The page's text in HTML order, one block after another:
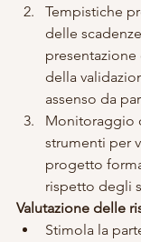
Tempistiche
delle
della
assenso da
Monitoraggio
strumenti per
progetto
rispetto degli
Valutazione delle
Stimola la